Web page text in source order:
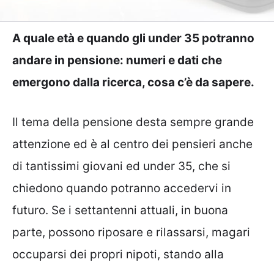
A quale età e quando gli under 35 potranno
andare in pensione: numeri e dati che
emergono dalla ricerca, cosa c’è da sapere.
Il tema della pensione desta sempre grande
attenzione ed è al centro dei pensieri anche
di tantissimi giovani ed under 35, che si
chiedono quando potranno accedervi in
futuro. Se i settantenni attuali, in buona
parte, possono riposare e rilassarsi, magari
occuparsi dei propri nipoti, stando alla